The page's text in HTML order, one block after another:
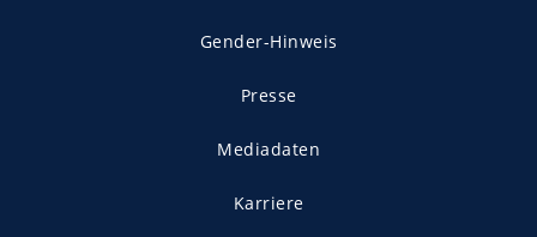
Gender-Hinweis
Presse
Mediadaten
Karriere